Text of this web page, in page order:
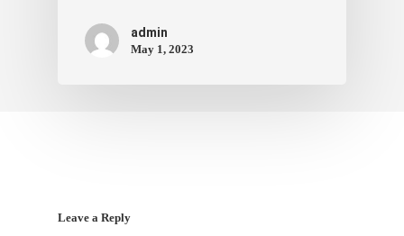
admin
May 1, 2023
Leave a Reply